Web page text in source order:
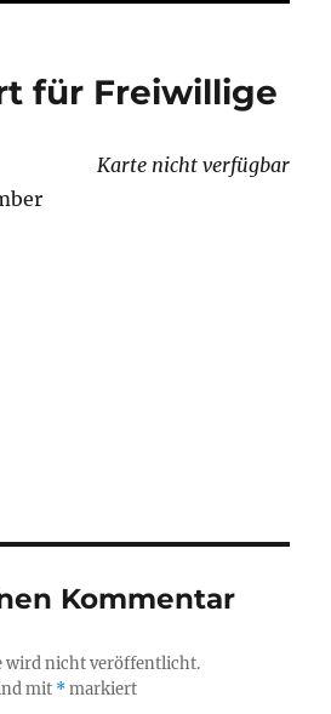
für Freiwillige
Karte nicht verfügbar
Kommentar
wird nicht veröffentlicht.
mit *markiert